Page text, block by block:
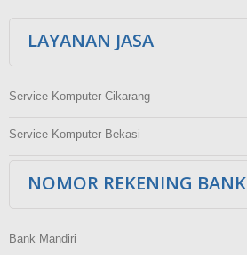
LAYANAN JASA
Service Komputer Cikarang
Service Komputer Bekasi
NOMOR REKENING BANK
Bank Mandiri